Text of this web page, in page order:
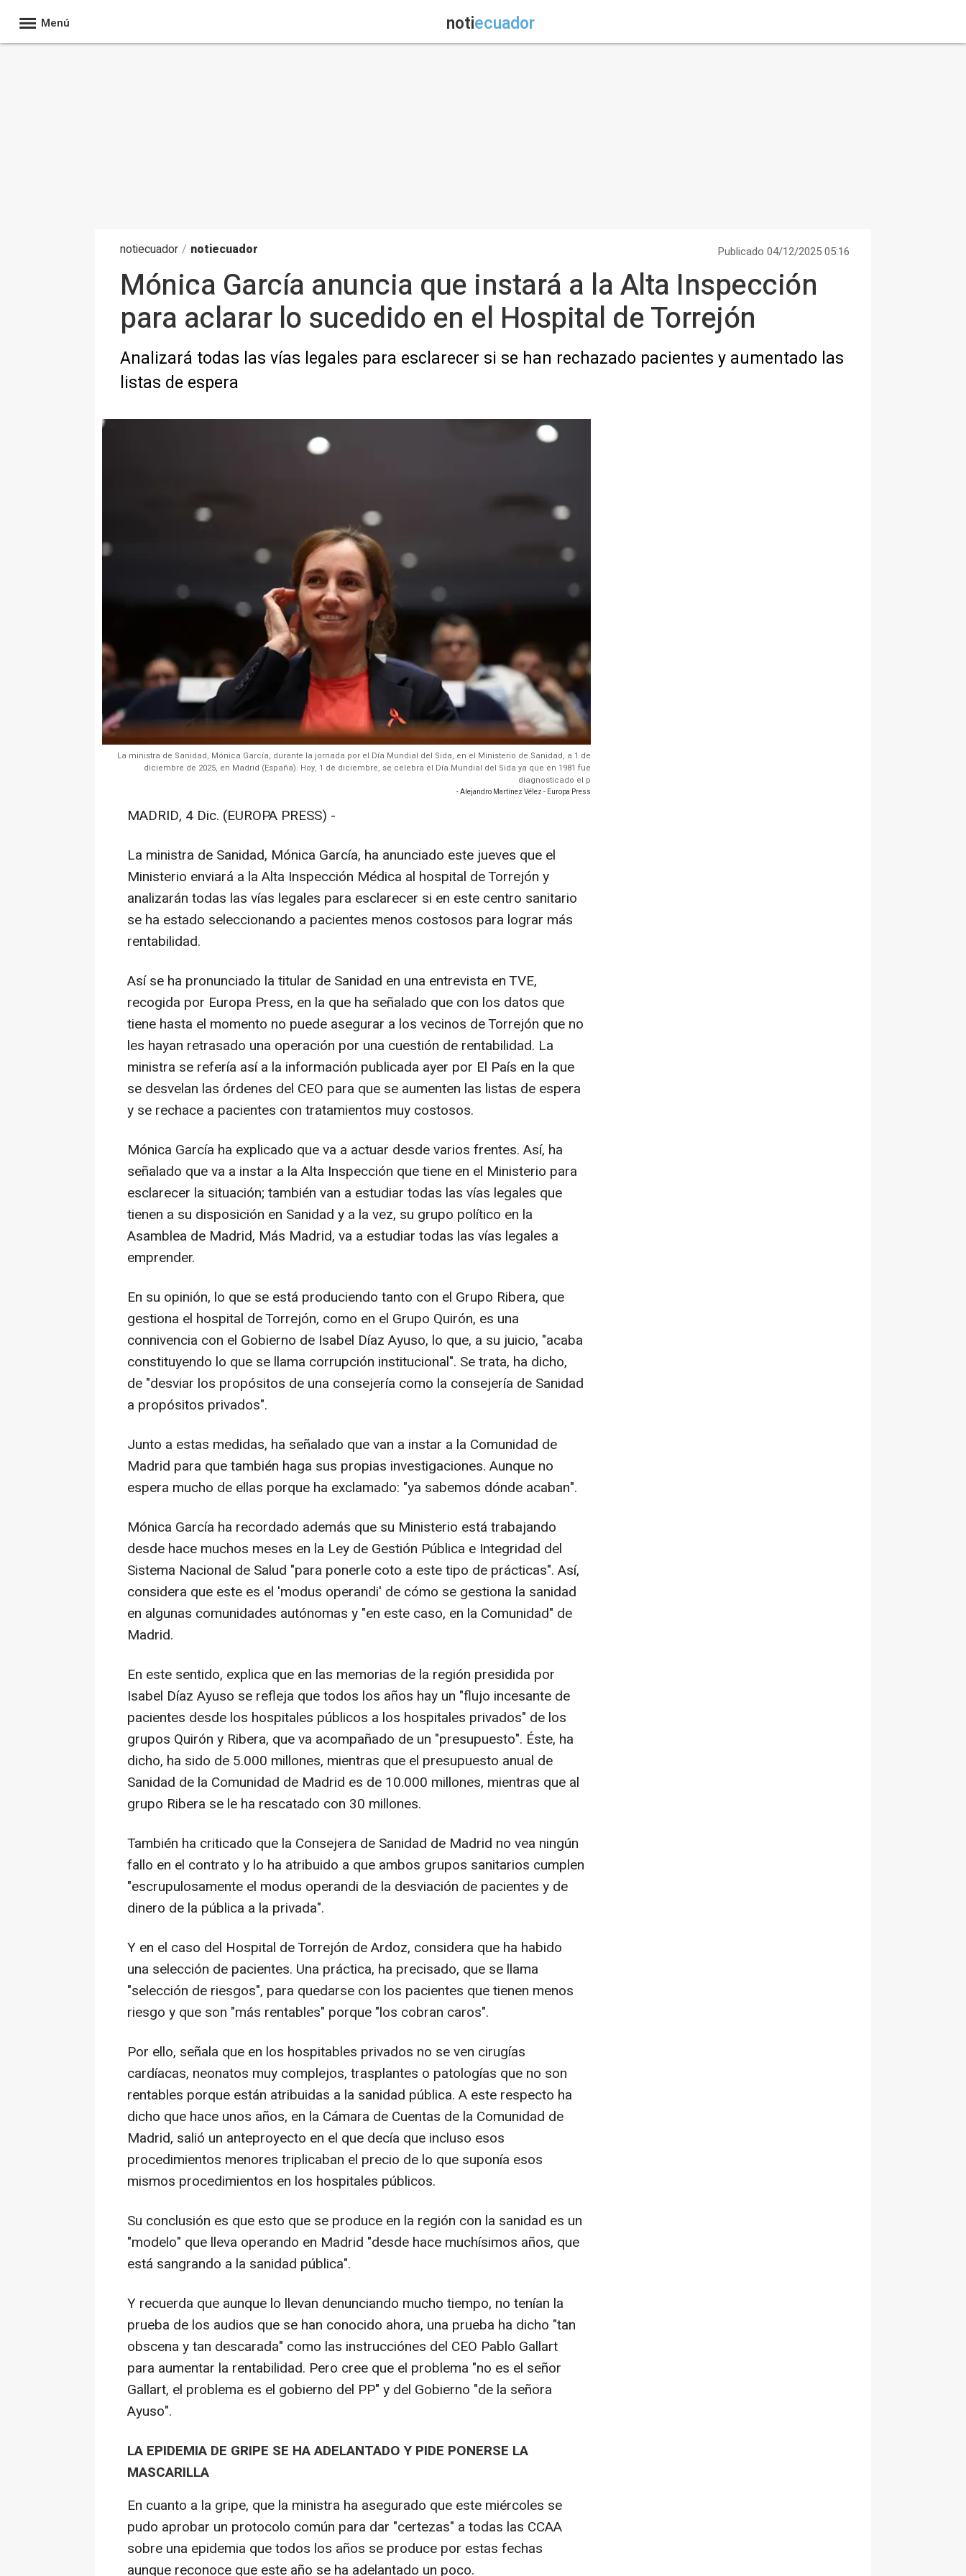
Menú notiecuador
notiecuador / notiecuador Publicado 04/12/2025 05:16
Mónica García anuncia que instará a la Alta Inspección
para aclarar lo sucedido en el Hospital de Torrejón
Analizará todas las vías legales para esclarecer si se han rechazado pacientes y aumentado las
listas de espera
La ministra de Sanidad, Mónica García, durante la jornada por el Día Mundial del Sida, en el Ministerio de Sanidad, a 1 de
diciembre de 2025, en Madrid (España). Hoy, 1 de diciembre, se celebra el Día Mundial del Sida ya que en 1981 fue
diagnosticado el p
- Alejandro Martínez Vélez - Europa Press
MADRID, 4 Dic. (EUROPA PRESS) -
La ministra de Sanidad, Mónica García, ha anunciado este jueves que el
Ministerio enviará a la Alta Inspección Médica al hospital de Torrejón y
analizarán todas las vías legales para esclarecer si en este centro sanitario
se ha estado seleccionando a pacientes menos costosos para lograr más
rentabilidad.
Así se ha pronunciado la titular de Sanidad en una entrevista en TVE,
recogida por Europa Press, en la que ha señalado que con los datos que
tiene hasta el momento no puede asegurar a los vecinos de Torrejón que no
les hayan retrasado una operación por una cuestión de rentabilidad. La
ministra se refería así a la información publicada ayer por El País en la que
se desvelan las órdenes del CEO para que se aumenten las listas de espera
y se rechace a pacientes con tratamientos muy costosos.
Mónica García ha explicado que va a actuar desde varios frentes. Así, ha
señalado que va a instar a la Alta Inspección que tiene en el Ministerio para
esclarecer la situación; también van a estudiar todas las vías legales que
tienen a su disposición en Sanidad y a la vez, su grupo político en la
Asamblea de Madrid, Más Madrid, va a estudiar todas las vías legales a
emprender.
En su opinión, lo que se está produciendo tanto con el Grupo Ribera, que
gestiona el hospital de Torrejón, como en el Grupo Quirón, es una
connivencia con el Gobierno de Isabel Díaz Ayuso, lo que, a su juicio, "acaba
constituyendo lo que se llama corrupción institucional". Se trata, ha dicho,
de "desviar los propósitos de una consejería como la consejería de Sanidad
a propósitos privados".
Junto a estas medidas, ha señalado que van a instar a la Comunidad de
Madrid para que también haga sus propias investigaciones. Aunque no
espera mucho de ellas porque ha exclamado: "ya sabemos dónde acaban".
Mónica García ha recordado además que su Ministerio está trabajando
desde hace muchos meses en la Ley de Gestión Pública e Integridad del
Sistema Nacional de Salud "para ponerle coto a este tipo de prácticas". Así,
considera que este es el 'modus operandi' de cómo se gestiona la sanidad
en algunas comunidades autónomas y "en este caso, en la Comunidad" de
Madrid.
En este sentido, explica que en las memorias de la región presidida por
Isabel Díaz Ayuso se refleja que todos los años hay un "flujo incesante de
pacientes desde los hospitales públicos a los hospitales privados" de los
grupos Quirón y Ribera, que va acompañado de un "presupuesto". Éste, ha
dicho, ha sido de 5.000 millones, mientras que el presupuesto anual de
Sanidad de la Comunidad de Madrid es de 10.000 millones, mientras que al
grupo Ribera se le ha rescatado con 30 millones.
También ha criticado que la Consejera de Sanidad de Madrid no vea ningún
fallo en el contrato y lo ha atribuido a que ambos grupos sanitarios cumplen
"escrupulosamente el modus operandi de la desviación de pacientes y de
dinero de la pública a la privada".
Y en el caso del Hospital de Torrejón de Ardoz, considera que ha habido
una selección de pacientes. Una práctica, ha precisado, que se llama
"selección de riesgos", para quedarse con los pacientes que tienen menos
riesgo y que son "más rentables" porque "los cobran caros".
Por ello, señala que en los hospitables privados no se ven cirugías
cardíacas, neonatos muy complejos, trasplantes o patologías que no son
rentables porque están atribuidas a la sanidad pública. A este respecto ha
dicho que hace unos años, en la Cámara de Cuentas de la Comunidad de
Madrid, salió un anteproyecto en el que decía que incluso esos
procedimientos menores triplicaban el precio de lo que suponía esos
mismos procedimientos en los hospitales públicos.
Su conclusión es que esto que se produce en la región con la sanidad es un
"modelo" que lleva operando en Madrid "desde hace muchísimos años, que
está sangrando a la sanidad pública".
Y recuerda que aunque lo llevan denunciando mucho tiempo, no tenían la
prueba de los audios que se han conocido ahora, una prueba ha dicho "tan
obscena y tan descarada" como las instrucciónes del CEO Pablo Gallart
para aumentar la rentabilidad. Pero cree que el problema "no es el señor
Gallart, el problema es el gobierno del PP" y del Gobierno "de la señora
Ayuso".
LA EPIDEMIA DE GRIPE SE HA ADELANTADO Y PIDE PONERSE LA
MASCARILLA
En cuanto a la gripe, que la ministra ha asegurado que este miércoles se
pudo aprobar un protocolo común para dar "certezas" a todas las CCAA
sobre una epidemia que todos los años se produce por estas fechas
aunque reconoce que este año se ha adelantado un poco.